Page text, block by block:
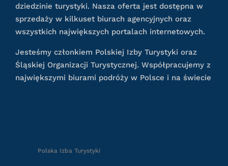
dziedzinie turystyki. Nasza oferta jest dostępna w
sprzedaży w kilkuset biurach agencyjnych oraz
wszystkich największych portalach internetowych.
Jesteśmy członkiem Polskiej Izby Turystyki oraz
Śląskiej Organizacji Turystycznej. Współpracujemy z
największymi biurami podróży w Polsce i na świecie
Polska Izba Turystyki